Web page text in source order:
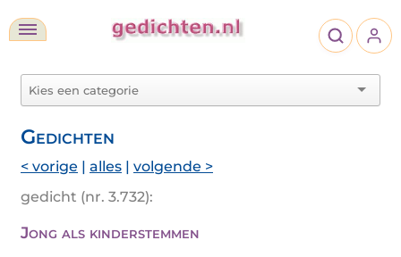
Gedichten
< vorige | alles | volgende >
gedicht (nr. 3.732):
Jong als kinderstemmen